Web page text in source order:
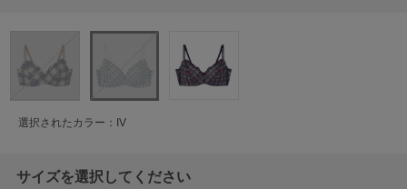
選択されたカラー：IV
サイズを選択してください